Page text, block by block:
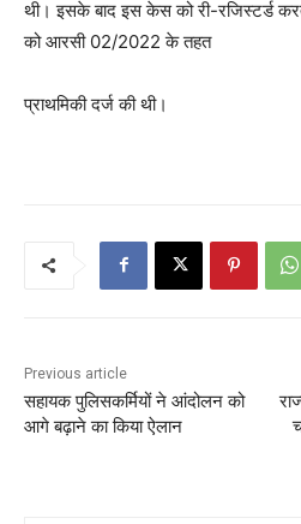
थी। इसके बाद इस केस को री-रजिस्टर्ड
को आरसी 02/2022 के तहत
प्राथमिकी दर्ज की थी।
Previous article
सहायक पुलिसकर्मियों ने आंदोलन को
आगे बढ़ाने का किया ऐलान